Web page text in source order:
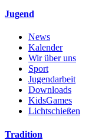
Jugend
News
Kalender
Wir über uns
Sport
Jugendarbeit
Downloads
KidsGames
Lichtschießen
Tradition